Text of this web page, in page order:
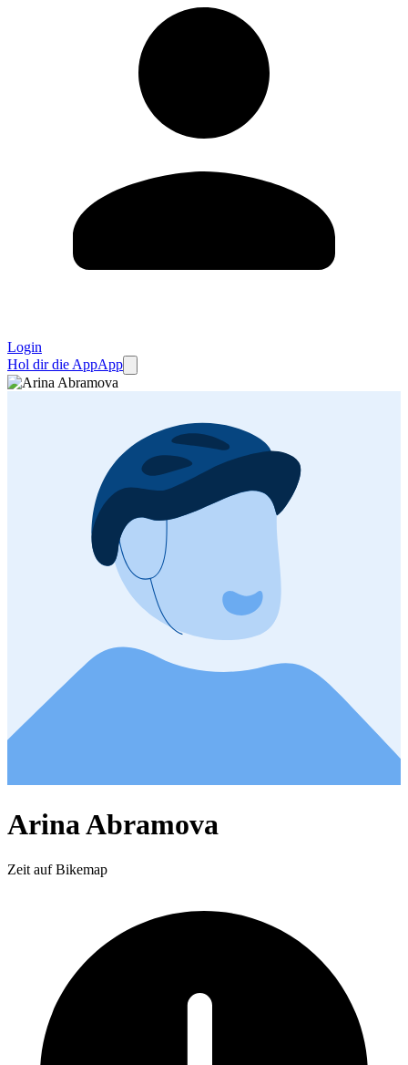
Login
Hol dir die AppApp
Arina Abramova
Zeit auf Bikemap